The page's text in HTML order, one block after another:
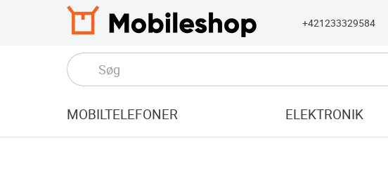
+421233329584
MOBILTELEFONER ELEKTRONIK